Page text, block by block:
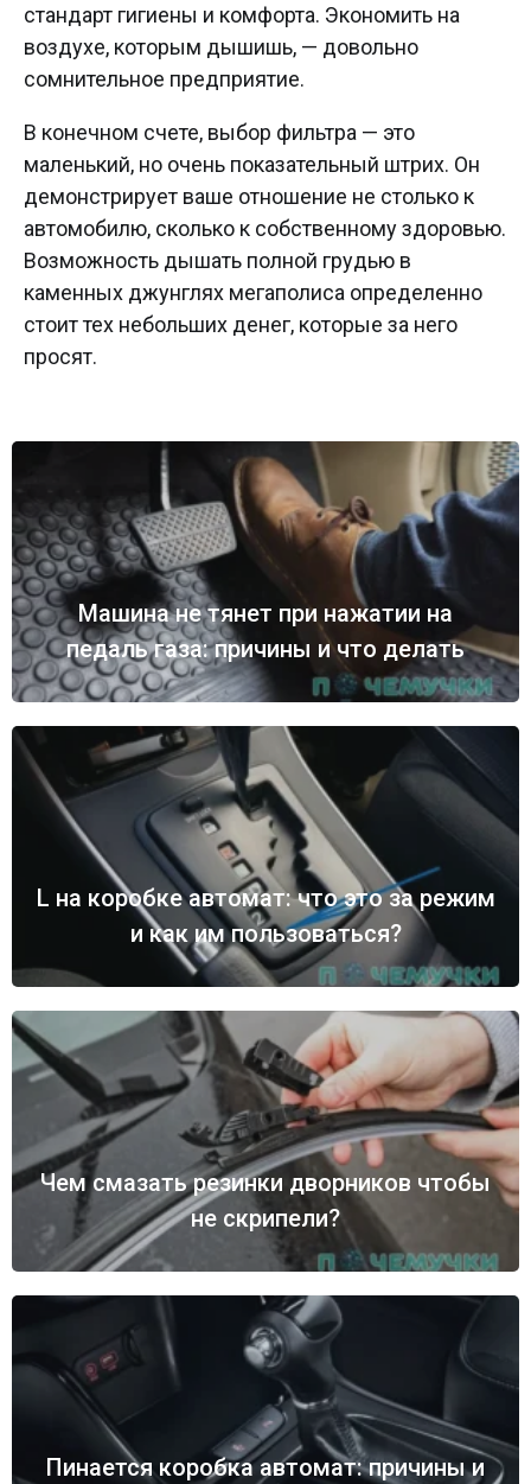
стандарт гигиены и комфорта. Экономить на
воздухе, которым дышишь, — довольно
сомнительное предприятие.
В конечном счете, выбор фильтра — это
маленький, но очень показательный штрих. Он
демонстрирует ваше отношение не столько к
автомобилю, сколько к собственному здоровью.
Возможность дышать полной грудью в
каменных джунглях мегаполиса определенно
стоит тех небольших денег, которые за него
просят.
Машина не тянет при нажатии на
педаль газа: причины и что делать
L на коробке автомат: что это за режим
и как им пользоваться?
Чем смазать резинки дворников чтобы
не скрипели?
Пинается коробка автомат: причины и